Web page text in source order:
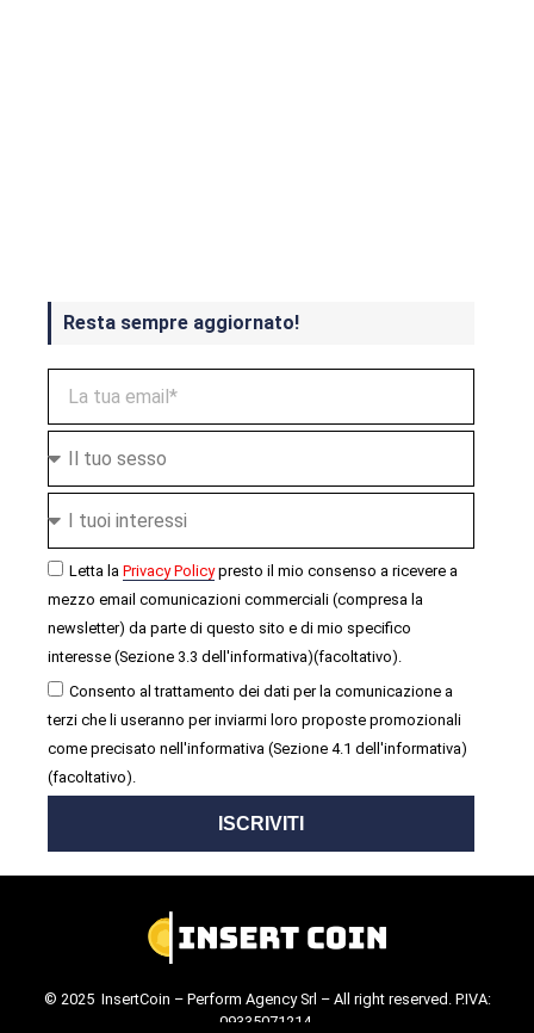
Resta sempre aggiornato!
Letta la Privacy Policypresto il mio consenso a ricevere a
mezzo email comunicazioni commerciali (compresa la
newsletter) da parte di questo sito e di mio specifico
interesse (Sezione 3.3 dell'informativa)(facoltativo).
Consento al trattamento dei dati per la comunicazione a
terzi che li useranno per inviarmi loro proposte promozionali
come precisato nell'informativa (Sezione 4.1 dell'informativa)
(facoltativo).
ISCRIVITI
© 2025 InsertCoin – Perform Agency Srl – All right reserved. P.IVA:
09335071214.